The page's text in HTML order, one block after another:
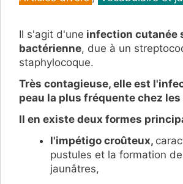
Il s'agit d'une infection cutanée
bactérienne, due à un
staphylocoque.
Très contagieuse, elle est
peau la plus fréquente chez
Il en existe deux formes
l'impétigo croûteux,
pustules et la formation
jaunâtres,